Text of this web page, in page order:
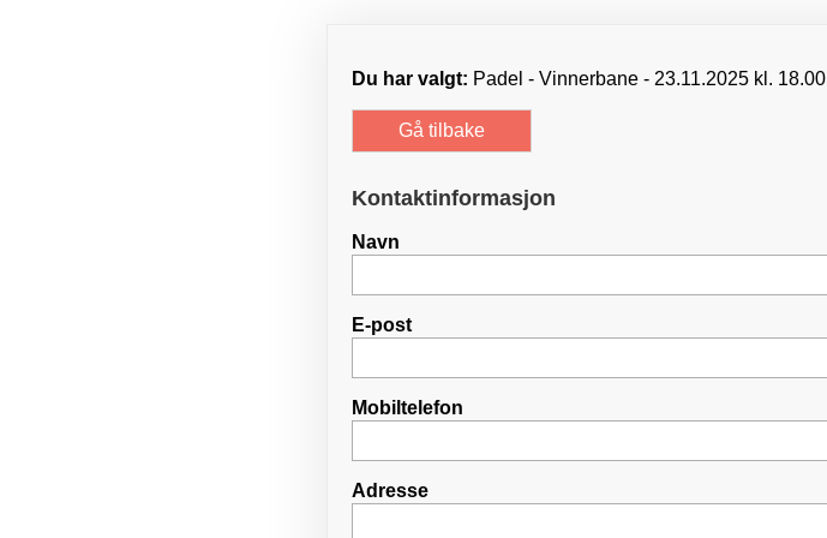
Du har valgt: Padel - Vinnerbane - 23.11.2025 kl. 18.00
Gå tilbake
Kontaktinformasjon
Navn
E-post
Mobiltelefon
Adresse